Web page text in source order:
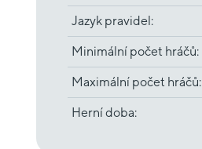
Jazyk pravidel:
Minimální počet hráčů:
Maximální počet hráčů:
Herní doba: